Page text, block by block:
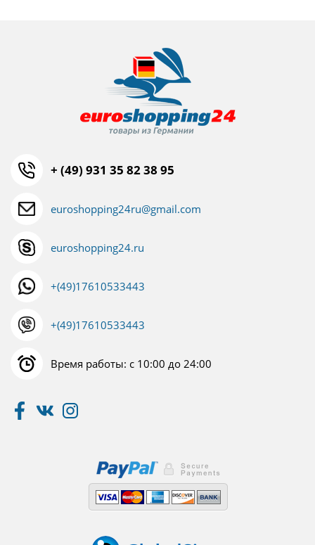
+ (49) 931 35 82 38 95
euroshopping24ru@gmail.com
euroshopping24.ru
+(49)17610533443
+(49)17610533443
Время работы: с 10:00 до 24:00